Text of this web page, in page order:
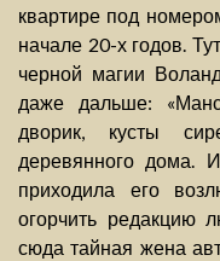
квартире под
начале 20-х годов.
черной магии
даже дальше:
дворик, кусты
деревянного дома.
приходила его
огорчить редакцию
сюда тайная жена